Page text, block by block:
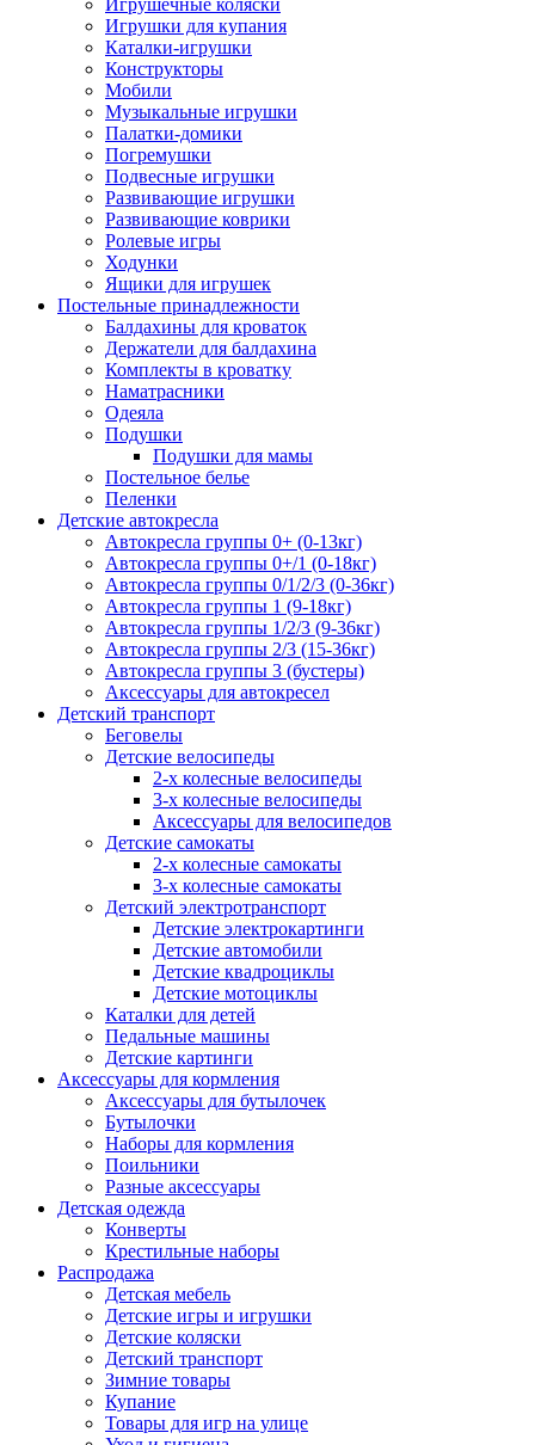
Игрушки для купания
Каталки-игрушки
Конструкторы
Мобили
Музыкальные игрушки
Палатки-домики
Погремушки
Подвесные игрушки
Развивающие игрушки
Развивающие коврики
Ролевые игры
Ходунки
Ящики для игрушек
Постельные принадлежности
Балдахины для кроваток
Держатели для балдахина
Комплекты в кроватку
Наматрасники
Одеяла
Подушки
Подушки для мамы
Постельное белье
Пеленки
Детские автокресла
Автокресла группы 0+ (0-13кг)
Автокресла группы 0+/1 (0-18кг)
Автокресла группы 0/1/2/3 (0-36кг)
Автокресла группы 1 (9-18кг)
Автокресла группы 1/2/3 (9-36кг)
Автокресла группы 2/3 (15-36кг)
Автокресла группы 3 (бустеры)
Аксессуары для автокресел
Детский транспорт
Беговелы
Детские велосипеды
2-х колесные велосипеды
3-х колесные велосипеды
Аксессуары для велосипедов
Детские самокаты
2-х колесные самокаты
3-х колесные самокаты
Детский электротранспорт
Детские электрокартинги
Детские автомобили
Детские квадроциклы
Детские мотоциклы
Каталки для детей
Педальные машины
Детские картинги
Аксессуары для кормления
Аксессуары для бутылочек
Бутылочки
Наборы для кормления
Поильники
Разные аксессуары
Детская одежда
Конверты
Крестильные наборы
Распродажа
Детская мебель
Детские игры и игрушки
Детские коляски
Детский транспорт
Зимние товары
Купание
Товары для игр на улице